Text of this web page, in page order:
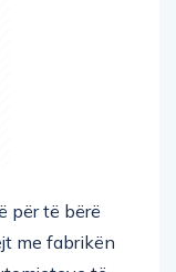
për të bërë
me fabrikën